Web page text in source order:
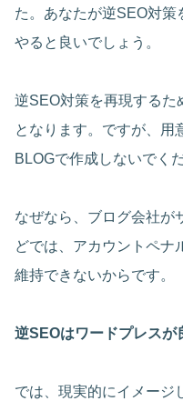
た。あなたが逆SEO対
やると良いでしょう。
逆SEO対策を再現するた
となります。ですが、用
BLOGで作成しないでく
なぜなら、ブログ会社が
どでは、アカウントペナ
維持できないからです。
逆SEOはワードプレスが
では、現実的にイメージ